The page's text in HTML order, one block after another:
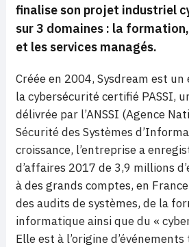
finalise son projet industriel
sur 3 domaines : la
et les services managés.
Créée en 2004, Sysdream est
la cybersécurité certifié PASSI,
délivrée par l’ANSSI (Agence
Sécurité des Systèmes
croissance, l’entreprise a
d’affaires 2017 de 3,9 millions
à des grands comptes, en
des audits de systèmes, de la
informatique ainsi que du «
Elle est à l’origine